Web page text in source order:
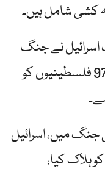
کشی شامل ہیں۔
نے جنگ
بندی کی خلاف ورزی کرتے ہوئے 972 فلسطینیوں کو
میں، اسرائیل
کو ہلاک کیا،